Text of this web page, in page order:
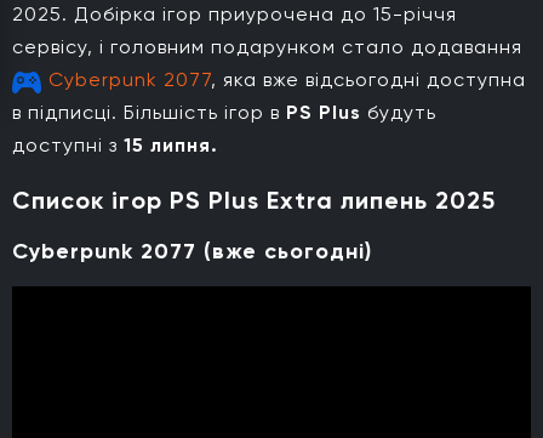
2025. Добірка ігор приурочена до 15-річчя
сервісу, і головним подарунком стало додавання
Cyberpunk 2077, яка вже відсьогодні доступна
в підписці. Більшість ігор в PS Plus будуть
доступні з 15 липня.
Список ігор PS Plus Extra липень 2025
Cyberpunk 2077 (вже сьогодні)